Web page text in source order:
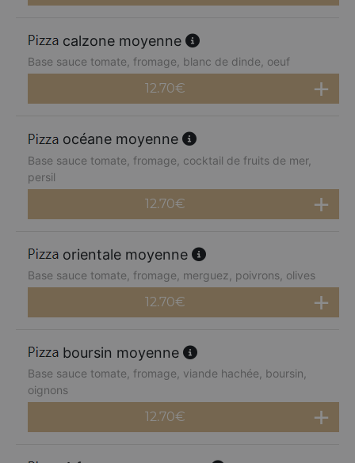
calzone moyenne
Base sauce tomate, fromage, blanc de dinde, oeuf
12.70€
océane moyenne
Base sauce tomate, fromage, cocktail de fruits de mer,
persil
12.70€
orientale moyenne
Base sauce tomate, fromage, merguez, poivrons, olives
12.70€
boursin moyenne
Base sauce tomate, fromage, viande hachée, boursin,
oignons
12.70€